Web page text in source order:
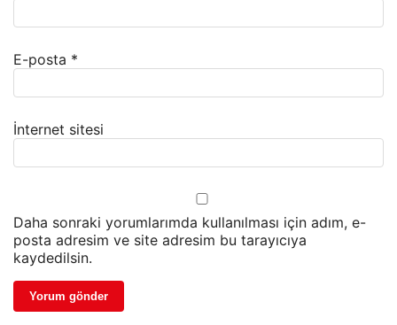
E-posta *
İnternet sitesi
Daha sonraki yorumlarımda kullanılması için adım, e-
posta adresim ve site adresim bu tarayıcıya
kaydedilsin.